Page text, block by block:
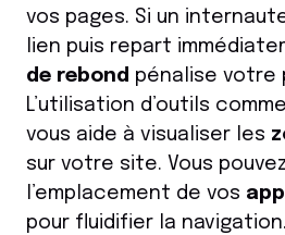
vos pages. Si un
lien puis repart
de rebond pénalise votre
L’utilisation d’outils
vous aide à visualiser les
sur votre site. Vous
l’emplacement de vos
pour fluidifier la navigation.